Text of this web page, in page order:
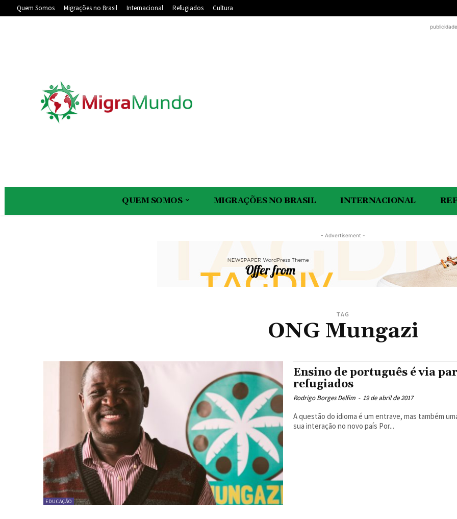
Quem Somos Migrações no Brasil Internacional Refugiados Cultura
QUEM SOMOS MIGRAÇÕES NO BRASIL INTERNACIONAL
- Advertisement -
TAG
ONG Mungazi
EDUCAÇÃO
Ensino de português é via
refugiados
Rodrigo Borges Delfim - 19 de abril de 2017
A questão do idioma é um entrave, mas também
sua interação no novo país Por...